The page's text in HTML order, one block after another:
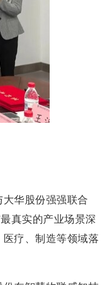
华股份强强联合
真实的产业场景深
疗、制造等领域落